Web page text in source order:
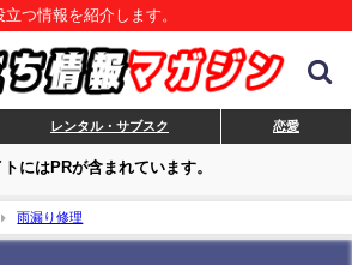
立つ情報を紹介します。
レンタル・サブスク 恋愛
にはPRが含まれています。
雨漏り修理